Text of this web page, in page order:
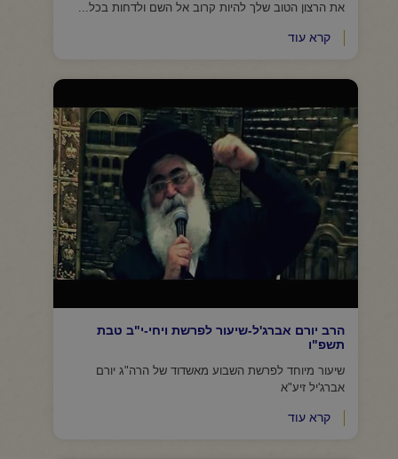
את הרצון הטוב שלך להיות קרוב אל השם ולדחות בכל...
קרא עוד
הרב יורם אברג'ל-שיעור לפרשת ויחי-י"ב טבת
תשפ"ו
שיעור מיוחד לפרשת השבוע מאשדוד של הרה"ג יורם
אברג'יל זיע"א
קרא עוד